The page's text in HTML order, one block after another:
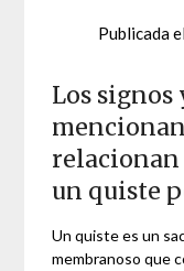
Publicada
Los signos
relacionan
un quiste
Un quiste es un
membranoso que